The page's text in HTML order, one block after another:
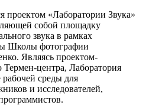
проектом «Лаборатории Звука»
собой площадку
звука в рамках
Школы фотографии
Являясь проектом-
центра, Лаборатория
рабочей среды для
и исследователей,